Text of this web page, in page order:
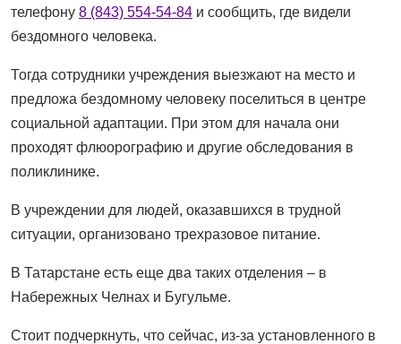
телефону 8 (843) 554-54-84 и сообщить, где видели
бездомного человека.
Тогда сотрудники учреждения выезжают на место и
предложа бездомному человеку поселиться в центре
социальной адаптации. При этом для начала они
проходят флюорографию и другие обследования в
поликлинике.
В учреждении для людей, оказавшихся в трудной
ситуации, организовано трехразовое питание.
В Татарстане есть еще два таких отделения – в
Набережных Челнах и Бугульме.
Стоит подчеркнуть, что сейчас, из-за установленного в